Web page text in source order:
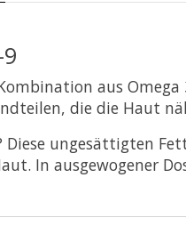
aus
die die Haut
Diese ungesättigten
In ausgewogener